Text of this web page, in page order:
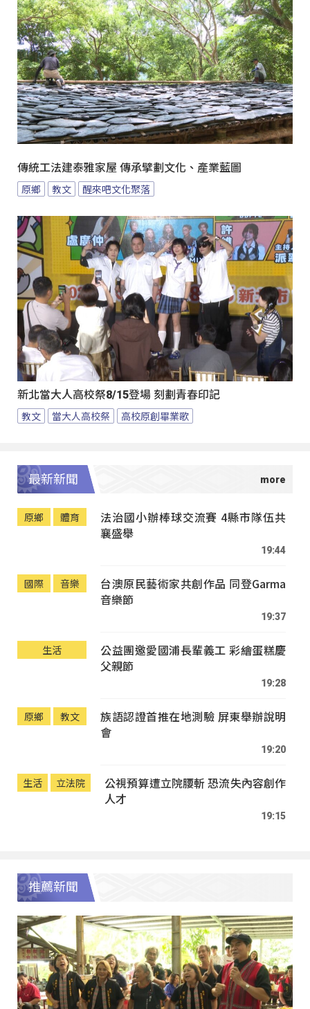
傳統工法建泰雅家屋 傳承擘劃文化、產業藍圖
原鄉 教文 醒來吧文化聚落
新北當大人高校祭8/15登場 刻劃青春印記
教文 當大人高校祭 高校原創畢業歌
最新新聞
原鄉 體育
法治國小辦棒球交流賽 4縣市隊伍共
襄盛舉
19:44
國際 音樂
台澳原民藝術家共創作品 同登Garma
音樂節
19:37
生活
公益團邀愛國浦長輩義工 彩繪蛋糕慶
父親節
19:28
原鄉 教文
族語認證首推在地測驗 屏東舉辦說明
會
19:20
生活 立法院
公視預算遭立院腰斬 恐流失內容創作
人才
19:15
推薦新聞